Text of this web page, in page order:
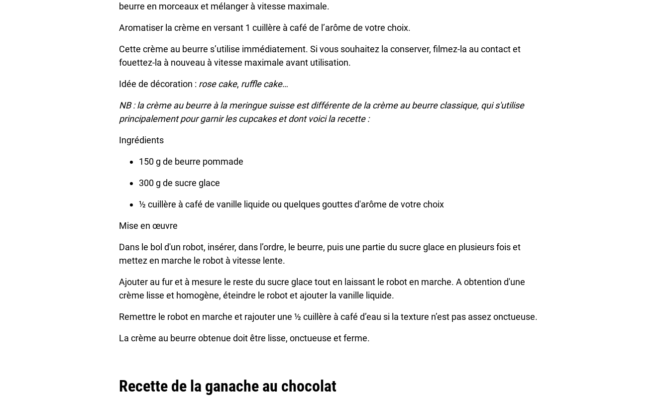
beurre en morceaux et mélanger à vitesse maximale.
Aromatiser la crème en versant 1 cuillère à café de l’arôme de votre choix.
Cette crème au beurre s’utilise immédiatement. Si vous souhaitez la conserver, filmez-la au contact et
fouettez-la à nouveau à vitesse maximale avant utilisation.
Idée de décoration : rose cake, ruffle cake…
NB : la crème au beurre à la meringue suisse est différente de la crème au beurre classique, qui s'utilise
principalement pour garnir les cupcakes et dont voici la recette :
Ingrédients
150 g de beurre pommade
300 g de sucre glace
½ cuillère à café de vanille liquide ou quelques gouttes d'arôme de votre choix
Mise en œuvre
Dans le bol d'un robot, insérer, dans l’ordre, le beurre, puis une partie du sucre glace en plusieurs fois et
mettez en marche le robot à vitesse lente.
Ajouter au fur et à mesure le reste du sucre glace tout en laissant le robot en marche. A obtention d'une
crème lisse et homogène, éteindre le robot et ajouter la vanille liquide.
Remettre le robot en marche et rajouter une ½ cuillère à café d’eau si la texture n’est pas assez onctueuse.
La crème au beurre obtenue doit être lisse, onctueuse et ferme.
Recette de la ganache au chocolat